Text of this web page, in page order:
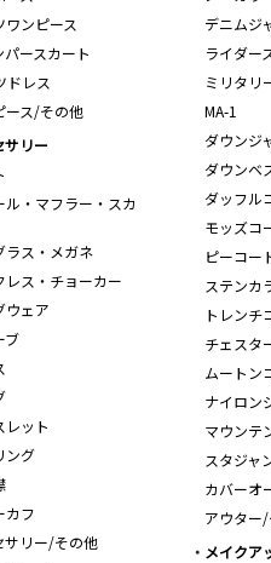
ワンピース
パースカート
ドレス
ース/その他
デニムジ
ライダー
ミリタリ
MA-1
ダウンジ
ダウンベ
ダッフル
モッズコ
ピーコー
ステンカ
トレンチ
チェスタ
ムートン
ナイロン
マウンテ
スタジャ
カバーオ
アウター
サリー
ル・マフラー・スカ
ラス・メガネ
レス・チョーカー
ウェア
ブ
レット
ング
カフ
サリー/その他
メイクア